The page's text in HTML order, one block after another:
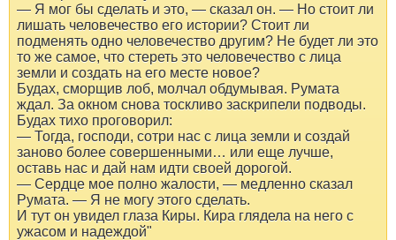
— Я мог бы сделать и это, — сказал он. — Но стоит ли
лишать человечество его истории? Стоит ли
подменять одно человечество другим? Не будет ли это
то же самое, что стереть это человечество с лица
земли и создать на его месте новое?
Будах, сморщив лоб, молчал обдумывая. Румата
ждал. За окном снова тоскливо заскрипели подводы.
Будах тихо проговорил:
— Тогда, господи, сотри нас с лица земли и создай
заново более совершенными… или еще лучше,
оставь нас и дай нам идти своей дорогой.
— Сердце мое полно жалости, — медленно сказал
Румата. — Я не могу этого сделать.
И тут он увидел глаза Киры. Кира глядела на него с
ужасом и надеждой"